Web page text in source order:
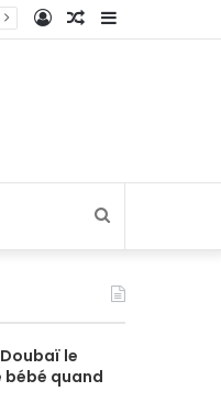
Sidebar
Random
Log
for
le
bébé quand